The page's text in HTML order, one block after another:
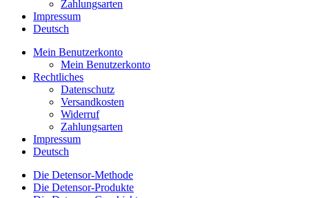
Zahlungsarten
Impressum
Deutsch
Mein Benutzerkonto
Mein Benutzerkonto
Rechtliches
Datenschutz
Versandkosten
Widerruf
Zahlungsarten
Impressum
Deutsch
Die Detensor-Methode
Die Detensor-Produkte